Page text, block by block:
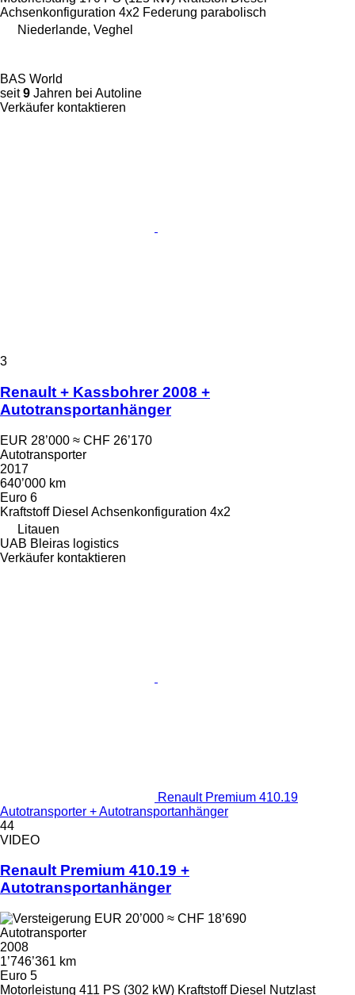
Achsenkonfiguration 4x2 Federung parabolisch
Niederlande, Veghel
BAS World
seit9 Jahren bei Autoline
Verkäufer kontaktieren
3
Renault + Kassbohrer 2008 +
Autotransportanhänger
EUR 28’000 ≈ CHF 26’170
Autotransporter
2017
640’000 km
Euro 6
Kraftstoff Diesel Achsenkonfiguration 4x2
Litauen
UAB Bleiras logistics
Verkäufer kontaktieren
Renault Premium 410.19
Autotransporter + Autotransportanhänger
44
VIDEO
Renault Premium 410.19 +
Autotransportanhänger
EUR 20’000 ≈ CHF 18’690
Autotransporter
2008
1’746’361 km
Euro 5
Motorleistung 411 PS (302 kW) Kraftstoff Diesel Nutzlast